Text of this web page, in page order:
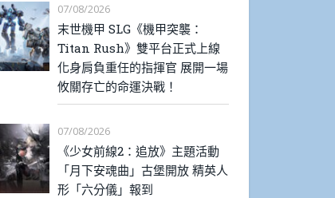
07/08/2026
末世機甲 SLG《機甲突襲：
Titan Rush》雙平台正式上線
化身肩負重任的指揮官 展開一場
攸關存亡的命運決戰！
07/08/2026
《少女前線2：追放》主題活動
「月下安魂曲」古堡開放 精英人
形「六分儀」報到